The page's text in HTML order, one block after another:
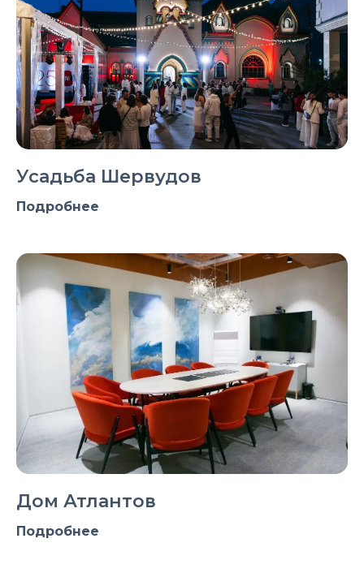
Усадьба Шервудов
Подробнее
Дом Атлантов
Подробнее